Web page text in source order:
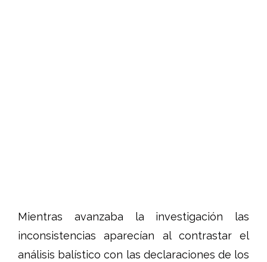
Mientras avanzaba la investigación las
inconsistencias aparecían al contrastar el
análisis balístico con las declaraciones de los